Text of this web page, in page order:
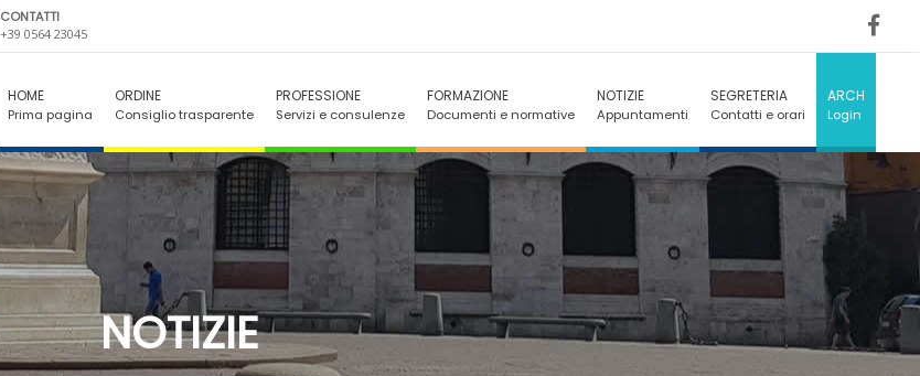
CONTATTI
+39 0564 23045
HOME
Prima pagina
ORDINE
Consiglio trasparente
PROFESSIONE
Servizi e consulenze
FORMAZIONE
Documenti e normative
NOTIZIE
Appuntamenti
SEGRETERIA
Contatti e orari
ARCH
Login
NOTIZIE